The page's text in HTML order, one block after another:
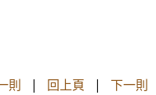
則 | 回上頁 | 下一則